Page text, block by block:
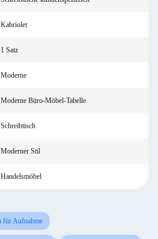
Kabriolet
1 Satz
Moderne
Moderne Büro-Möbel-Tabelle
Schreibtisch
Moderner Stil
Handelsmöbel
für Aufnahme